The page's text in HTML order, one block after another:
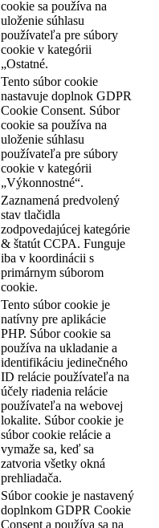
cookie sa používa na
uloženie súhlasu
používateľa pre súbory
cookie v kategórii
„Ostatné.
Tento súbor cookie
nastavuje doplnok GDPR
Cookie Consent. Súbor
cookie sa používa na
uloženie súhlasu
používateľa pre súbory
cookie v kategórii
„Výkonnostné“.
Zaznamená predvolený
stav tlačidla
zodpovedajúcej kategórie
& štatút CCPA. Funguje
iba v koordinácii s
primárnym súborom
cookie.
Tento súbor cookie je
natívny pre aplikácie
PHP. Súbor cookie sa
používa na ukladanie a
identifikáciu jedinečného
ID relácie používateľa na
účely riadenia relácie
používateľa na webovej
lokalite. Súbor cookie je
súbor cookie relácie a
vymaže sa, keď sa
zatvoria všetky okná
prehliadača.
Súbor cookie je nastavený
doplnkom GDPR Cookie
Consent a používa sa na